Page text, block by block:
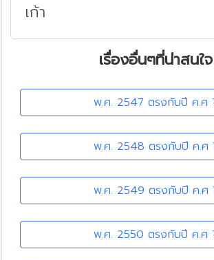
เก้า
เรื่องอื่นๆที่น่าสนใจ
พ.ศ. 2547 ตรงกับปี ค.ศ
พ.ศ. 2548 ตรงกับปี ค.ศ
พ.ศ. 2549 ตรงกับปี ค.ศ
พ.ศ. 2550 ตรงกับปี ค.ศ